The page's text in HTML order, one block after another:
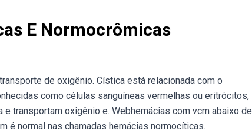
E Normocrômicas
de oxigênio. Cística está relacionada com o
como células sanguíneas vermelhas ou eritrócitos,
transportam oxigênio e. Webhemácias com vcm abaixo de
é normal nas chamadas hemácias normocíticas.